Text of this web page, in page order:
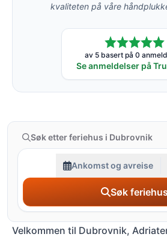
kvaliteten på våre
av 5 basert på 0
Se anmeldelser på
Søk etter feriehus i Dubrovnik
Ankomst og avreise
Søk feriehus
Velkommen til Dubrovnik,